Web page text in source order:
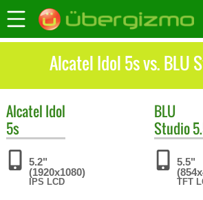
Alcatel Idol 5s vs. BLU
Alcatel Idol
5s
5.2"
(1920x1080)
IPS LCD
BLU
Studio
5.5"
TFT